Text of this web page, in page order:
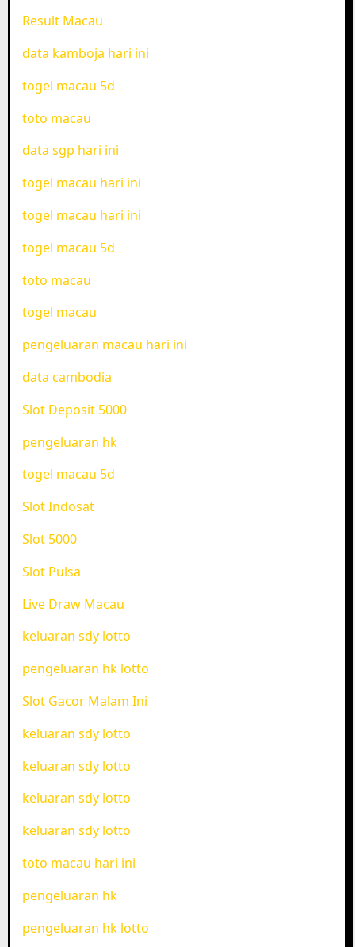
Result Macau
data kamboja hari ini
togel macau 5d
toto macau
data sgp hari ini
togel macau hari ini
togel macau hari ini
togel macau 5d
toto macau
togel macau
pengeluaran macau hari ini
data cambodia
Slot Deposit 5000
pengeluaran hk
togel macau 5d
Slot Indosat
Slot 5000
Slot Pulsa
Live Draw Macau
keluaran sdy lotto
pengeluaran hk lotto
Slot Gacor Malam Ini
keluaran sdy lotto
keluaran sdy lotto
keluaran sdy lotto
keluaran sdy lotto
toto macau hari ini
pengeluaran hk
pengeluaran hk lotto